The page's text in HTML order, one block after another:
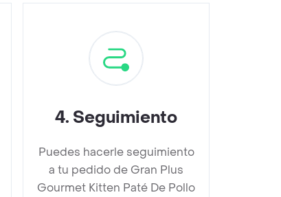
4. Seguimiento
Puedes hacerle seguimiento
a tu pedido de Gran Plus
Gourmet Kitten Paté De Pollo